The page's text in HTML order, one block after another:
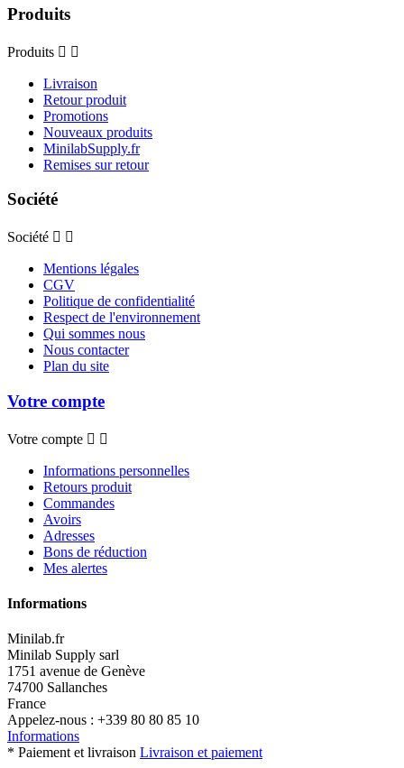
Produits
Produits  
Livraison
Retour produit
Promotions
Nouveaux produits
MinilabSupply.fr
Remises sur retour
Société
Société  
Mentions légales
CGV
Politique de confidentialité
Respect de l'environnement
Qui sommes nous
Nous contacter
Plan du site
Votre compte
Votre compte  
Informations personnelles
Retours produit
Commandes
Avoirs
Adresses
Bons de réduction
Mes alertes
Informations
Minilab.fr
Minilab Supply sarl
1751 avenue de Genève
74700 Sallanches
France
Appelez-nous : +339 80 80 85 10
Informations
* Paiement et livraison Livraison et paiement